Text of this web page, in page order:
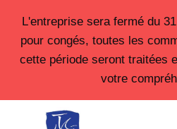
contenu
L'entreprise sera fermé du
pour congés, toutes les
cette période seront traitées
votre